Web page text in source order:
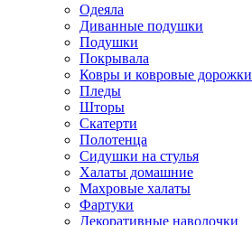
Одеяла
Диванные подушки
Подушки
Покрывала
Ковры и ковровые дорожки
Пледы
Шторы
Скатерти
Полотенца
Сидушки на стулья
Халаты домашние
Махровые халаты
Фартуки
Декоративные наволочки